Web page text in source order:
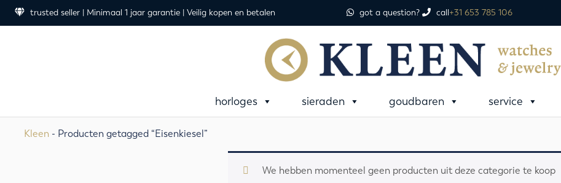
trusted seller | Minimaal 1 jaar garantie | Veilig kopen en betalen got a question? call+31 653 785 106
horloges sieraden goudbaren service
Kleen - Producten getagged “Eisenkiesel”
We hebben momenteel geen producten uit deze categorie te koop